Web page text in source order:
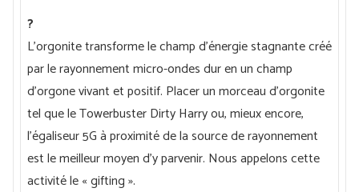
?
L'orgonite transforme le champ d'énergie stagnante créé
par le rayonnement micro-ondes dur en un champ
d'orgone vivant et positif. Placer un morceau d'orgonite
tel que le Towerbuster Dirty Harry ou, mieux encore,
l'égaliseur 5G à proximité de la source de rayonnement
est le meilleur moyen d'y parvenir. Nous appelons cette
activité le « gifting ».